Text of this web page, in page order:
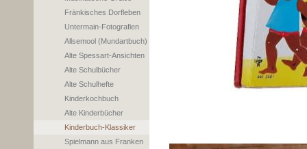
Fränkisches Dorfleben
Untermain-Fotografien
Allsemool (Mundartbuch)
Alte Spessart-Ansichten
Alte Schulbücher
Alte Schulhefte
Kinderkochbuch
Alte Kinderbücher
Kinderbuch-Klassiker
Spielmann aus Franken